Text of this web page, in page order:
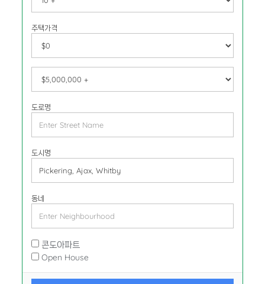
주택가격
도로명
도시명
동네
콘도아파트
Open House